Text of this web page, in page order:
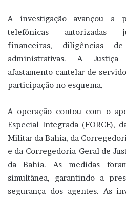
A investigação avançou a
telefônicas autorizadas
financeiras, diligências
administrativas. A
afastamento cautelar de
participação no esquema.
A operação contou com o
Especial Integrada (FORCE),
Militar da Bahia, da
e da Corregedoria-Geral de
da Bahia. As medidas
simultânea, garantindo a
segurança dos agentes. As